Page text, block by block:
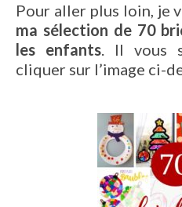
Pour aller plus loin, je
ma sélection de 70
les enfants. Il vous
cliquer sur l’image ci-